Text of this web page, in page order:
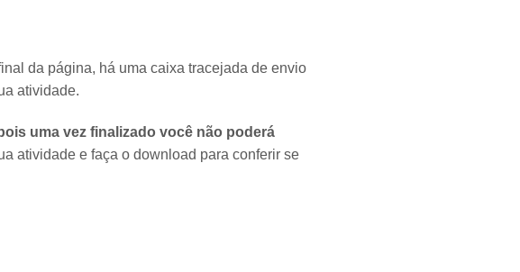
da página, há uma caixa tracejada de envio
atividade.
uma vez finalizado você não poderá
atividade e faça o download para conferir se